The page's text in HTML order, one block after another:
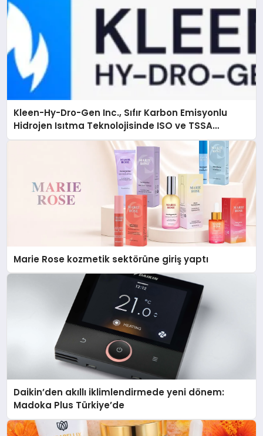
Kleen-Hy-Dro-Gen Inc., Sıfır Karbon Emisyonlu
Hidrojen Isıtma Teknolojisinde ISO ve TSSA
Düzenleyici Onaylarını Aldı
Marie Rose kozmetik sektörüne giriş yaptı
Daikin’den akıllı iklimlendirmede yeni dönem:
Madoka Plus Türkiye’de